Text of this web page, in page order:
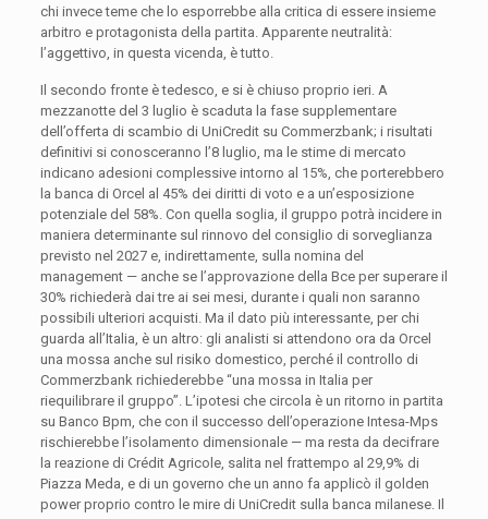
chi invece teme che lo esporrebbe alla critica di essere insieme
arbitro e protagonista della partita. Apparente neutralità:
l’aggettivo, in questa vicenda, è tutto.
Il secondo fronte è tedesco, e si è chiuso proprio ieri. A
mezzanotte del 3 luglio è scaduta la fase supplementare
dell’offerta di scambio di UniCredit su Commerzbank; i risultati
definitivi si conosceranno l’8 luglio, ma le stime di mercato
indicano adesioni complessive intorno al 15%, che porterebbero
la banca di Orcel al 45% dei diritti di voto e a un’esposizione
potenziale del 58%. Con quella soglia, il gruppo potrà incidere in
maniera determinante sul rinnovo del consiglio di sorveglianza
previsto nel 2027 e, indirettamente, sulla nomina del
management — anche se l’approvazione della Bce per superare il
30% richiederà dai tre ai sei mesi, durante i quali non saranno
possibili ulteriori acquisti. Ma il dato più interessante, per chi
guarda all’Italia, è un altro: gli analisti si attendono ora da Orcel
una mossa anche sul risiko domestico, perché il controllo di
Commerzbank richiederebbe “una mossa in Italia per
riequilibrare il gruppo”. L’ipotesi che circola è un ritorno in partita
su Banco Bpm, che con il successo dell’operazione Intesa-Mps
rischierebbe l’isolamento dimensionale — ma resta da decifrare
la reazione di Crédit Agricole, salita nel frattempo al 29,9% di
Piazza Meda, e di un governo che un anno fa applicò il golden
power proprio contro le mire di UniCredit sulla banca milanese. Il